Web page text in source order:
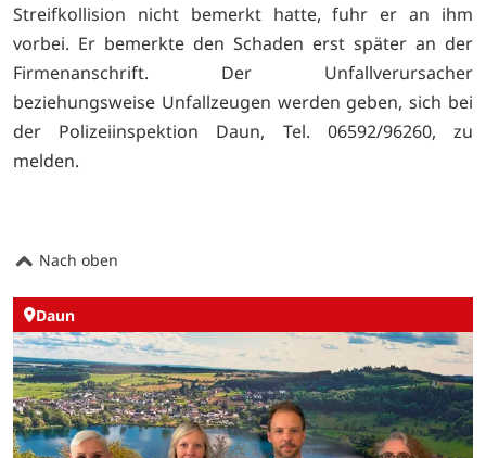
Streifkollision nicht bemerkt hatte, fuhr er an ihm
vorbei. Er bemerkte den Schaden erst später an der
Firmenanschrift. Der Unfallverursacher
beziehungsweise Unfallzeugen werden geben, sich bei
der Polizeiinspektion Daun, Tel. 06592/96260, zu
melden.
Nach oben
Daun